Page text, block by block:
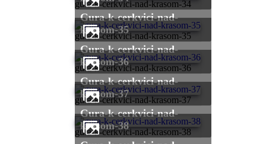
gura-k-cerkvici-nad-krasom-34
gura-k-cerkvici-nad-krasom-35
gura-k-cerkvici-nad-
krasom-35
gura-k-cerkvici-nad-krasom-36
gura-k-cerkvici-nad-
krasom-36
gura-k-cerkvici-nad-krasom-37
gura-k-cerkvici-nad-
krasom-37
gura-k-cerkvici-nad-krasom-38
gura-k-cerkvici-nad-
krasom-38